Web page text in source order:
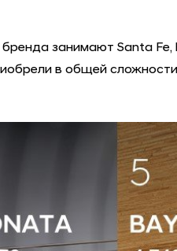
занимают Santa Fe,
в общей